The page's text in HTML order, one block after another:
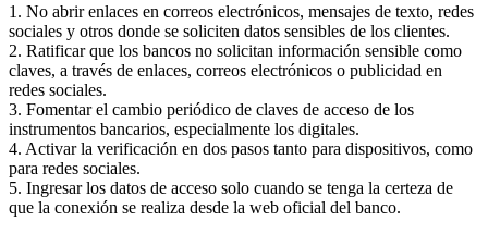
1. No abrir enlaces en correos electrónicos, mensajes de texto, redes
sociales y otros donde se soliciten datos sensibles de los clientes.
2. Ratificar que los bancos no solicitan información sensible como
claves, a través de enlaces, correos electrónicos o publicidad en
redes sociales.
3. Fomentar el cambio periódico de claves de acceso de los
instrumentos bancarios, especialmente los digitales.
4. Activar la verificación en dos pasos tanto para dispositivos, como
para redes sociales.
5. Ingresar los datos de acceso solo cuando se tenga la certeza de
que la conexión se realiza desde la web oficial del banco.